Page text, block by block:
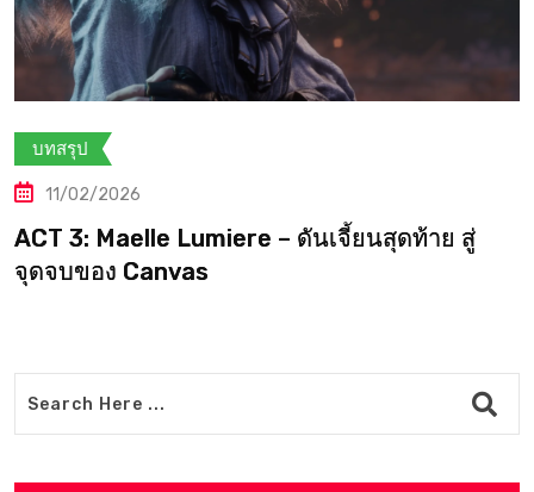
บทสรุป
10/02/2026
Clair Obscur: Expedition 33 — ACT 3:
Maelle’s